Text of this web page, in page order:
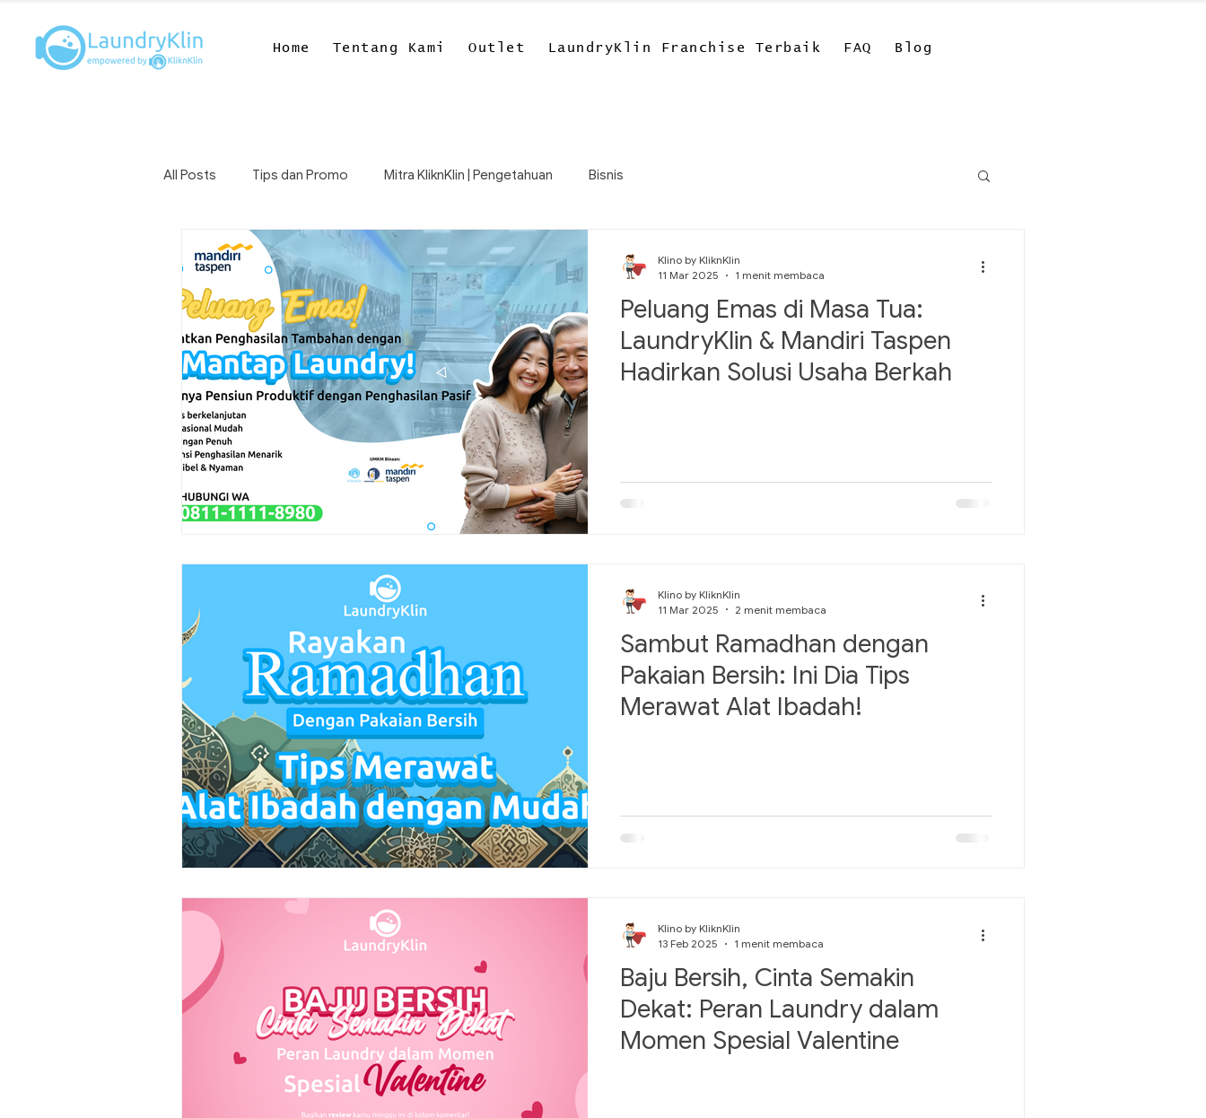
Home Tentang Kami Outlet LaundryKlin Franchise Terbaik FAQ Blog
All Posts Tips dan Promo Mitra KliknKlin | Pengetahuan Bisnis
Peluang Emas di Masa Tua:
LaundryKlin & Mandiri Taspen
Hadirkan Solusi Usaha Berkah
Klino by KliknKlin
11 Mar 2025
1 menit membaca
Sambut Ramadhan dengan
Pakaian Bersih: Ini Dia Tips
Merawat Alat Ibadah!
Klino by KliknKlin
11 Mar 2025
2 menit membaca
Baju Bersih, Cinta Semakin
Dekat: Peran Laundry dalam
Momen Spesial Valentine
Klino by KliknKlin
13 Feb 2025
1 menit membaca